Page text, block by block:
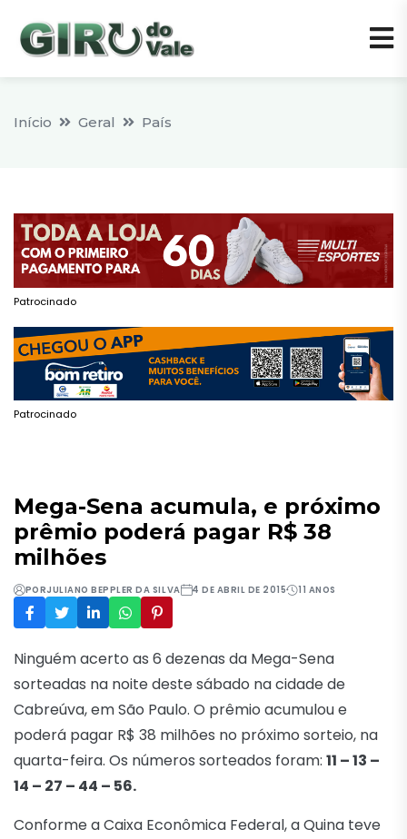
Início Geral País
Patrocinado
Patrocinado
Mega-Sena acumula, e próximo
prêmio poderá pagar R$ 38
milhões
PORJULIANO BEPPLER DA SILVA 4 DE ABRIL DE 2015 11 ANOS
Ninguém acerto as 6 dezenas da Mega-Sena
sorteadas na noite deste sábado na cidade de
Cabreúva, em São Paulo. O prêmio acumulou e
poderá pagar R$ 38 milhões no próximo sorteio, na
quarta-feira. Os números sorteados foram: 11 – 13 –
14 – 27 – 44 – 56.
Conforme a Caixa Econômica Federal, a Quina teve